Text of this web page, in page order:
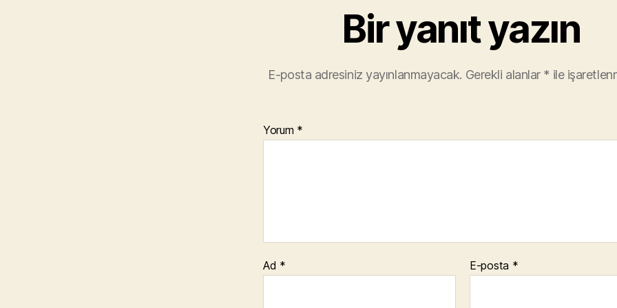
Bir yanıt yazın
E-posta adresiniz yayınlanmayacak. Gerekli alanlar * ile
Yorum *
Ad * E-posta *